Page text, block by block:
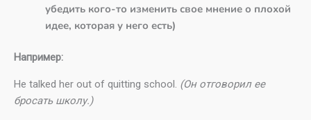
убедить кого-то изменить свое мнение о плохой
идее, которая у него есть)
Например:
He talked her out of quitting school. (Он отговорил ее
бросать школу.)